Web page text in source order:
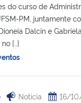
do curso de
PM, juntamente
Dalcin e
[…]
Notícia 16/